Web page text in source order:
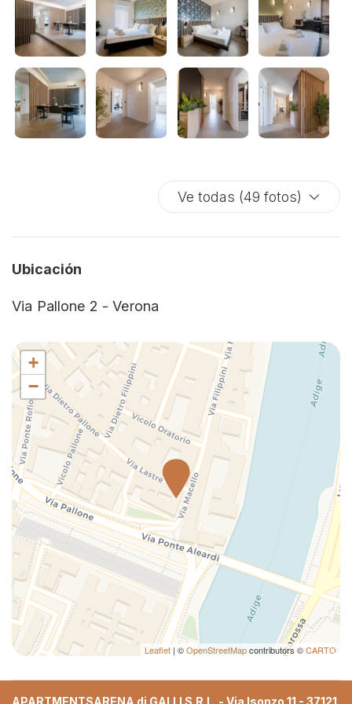
luminoso, dove il design si fonde con la
funzionalità. Un comodo letto matrimoniale
garantisce un riposo perfetto, mentre un pratico
in un'accogliente area notte, permettendo di
ospitare fino a quattro persone in totale comodità.
E in più, il lusso di un piccolo balcone privato: il
luogo perfetto per una colazione in famiglia o un
privato, il vostro santuario personale di benessere.
Uscite dal portone e Verona sarà ai vostri piedi.
il fascino eterno del Balcone di Giulietta sono tutti
Scegliete un soggiorno dove spazio, stile e
Prenotate ora la vostra Junior Suite nel cuore di
Ve todas (49 fotos)
Ubicación
Via Pallone 2 - Verona
+
−
Leaflet | ©OpenStreetMapcontributors ©CARTO